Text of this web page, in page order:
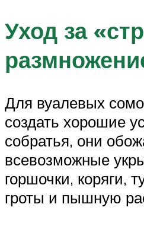
Уход за
Для вуалевых
создать хорошие
собратья, они
всевозможные
горшочки, коряги,
гроты и пышную